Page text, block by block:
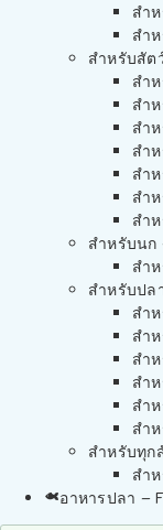
สำ
สำ
สำหรับสัต
สำ
สำ
สำ
สำ
สำ
สำ
สำ
สำหรับนก
สำ
สำหรับปล
สำ
สำ
สำ
สำ
สำ
สำ
สำหรับทุก
สำ
อาหารปลา –